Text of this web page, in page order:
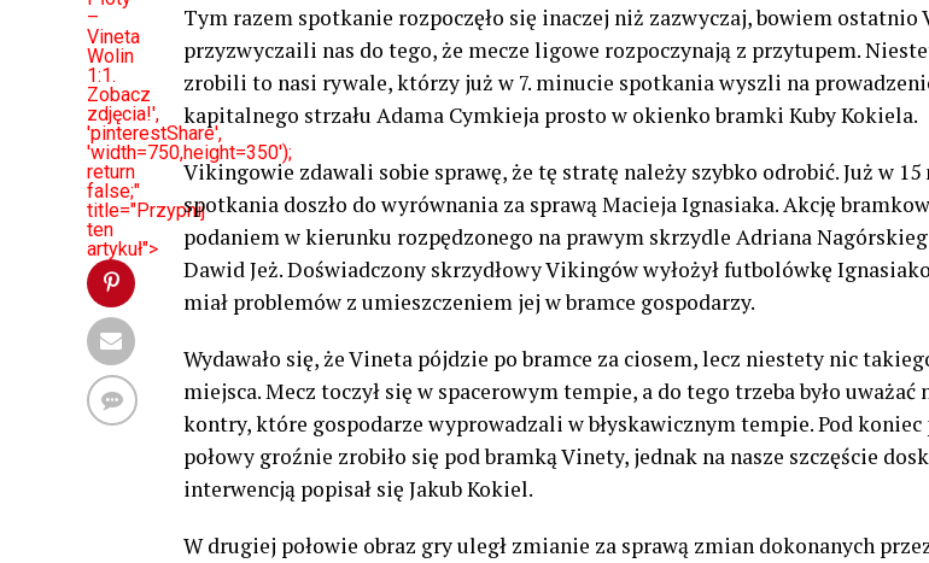
–
Vineta
Wolin
1:1.
Zobacz
zdjęcia!',
'pinterestShare',
'width=750,height=350');
return
false;"
title="Przypnij
ten
artykuł">
Tym razem spotkanie rozpoczęło się inaczej niż zazwyczaj, bowiem
przyzwyczaili nas do tego, że mecze ligowe rozpoczynają z przytupem.
zrobili to nasi rywale, którzy już w 7. minucie spotkania wyszli na
kapitalnego strzału Adama Cymkieja prosto w okienko bramki Kuby Kokiela.
Vikingowie zdawali sobie sprawę, że tę stratę należy szybko odrobić. Już w
spotkania doszło do wyrównania za sprawą Macieja Ignasiaka. Akcję
podaniem w kierunku rozpędzonego na prawym skrzydle Adriana
Dawid Jeż. Doświadczony skrzydłowy Vikingów wyłożył futbolówkę
miał problemów z umieszczeniem jej w bramce gospodarzy.
Wydawało się, że Vineta pójdzie po bramce za ciosem, lecz niestety nic
miejsca. Mecz toczył się w spacerowym tempie, a do tego trzeba było uważać
kontry, które gospodarze wyprowadzali w błyskawicznym tempie. Pod koniec
połowy groźnie zrobiło się pod bramką Vinety, jednak na nasze szczęście
interwencją popisał się Jakub Kokiel.
W drugiej połowie obraz gry uległ zmianie za sprawą zmian dokonanych